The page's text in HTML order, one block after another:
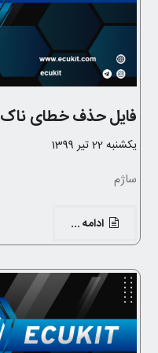
فایل حذف خطای ناک s2000 ساژم
یکشنبه 22 تیر 1399
ساژم
ادامه ...